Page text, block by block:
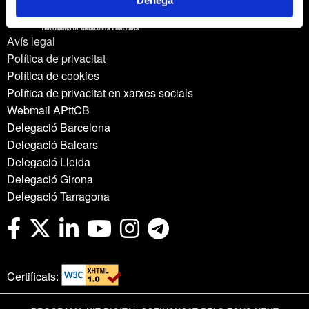
Avís legal
Política de privacitat
Política de cookies
Política de privacitat en xarxes socials
Webmail APttCB
Delegació Barcelona
Delegació Balears
Delegació Lleida
Delegació Girona
Delegació Tarragona
Certificats: